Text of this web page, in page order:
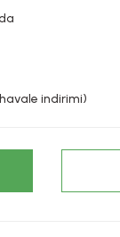
havale indirimi)